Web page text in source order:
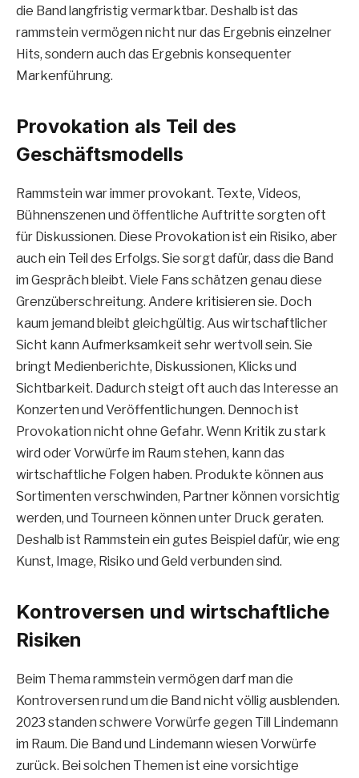
die Band langfristig vermarktbar. Deshalb ist das
rammstein vermögen nicht nur das Ergebnis einzelner
Hits, sondern auch das Ergebnis konsequenter
Markenführung.
Provokation als Teil des
Geschäftsmodells
Rammstein war immer provokant. Texte, Videos,
Bühnenszenen und öffentliche Auftritte sorgten oft
für Diskussionen. Diese Provokation ist ein Risiko, aber
auch ein Teil des Erfolgs. Sie sorgt dafür, dass die Band
im Gespräch bleibt. Viele Fans schätzen genau diese
Grenzüberschreitung. Andere kritisieren sie. Doch
kaum jemand bleibt gleichgültig. Aus wirtschaftlicher
Sicht kann Aufmerksamkeit sehr wertvoll sein. Sie
bringt Medienberichte, Diskussionen, Klicks und
Sichtbarkeit. Dadurch steigt oft auch das Interesse an
Konzerten und Veröffentlichungen. Dennoch ist
Provokation nicht ohne Gefahr. Wenn Kritik zu stark
wird oder Vorwürfe im Raum stehen, kann das
wirtschaftliche Folgen haben. Produkte können aus
Sortimenten verschwinden, Partner können vorsichtig
werden, und Tourneen können unter Druck geraten.
Deshalb ist Rammstein ein gutes Beispiel dafür, wie eng
Kunst, Image, Risiko und Geld verbunden sind.
Kontroversen und wirtschaftliche
Risiken
Beim Thema rammstein vermögen darf man die
Kontroversen rund um die Band nicht völlig ausblenden.
2023 standen schwere Vorwürfe gegen Till Lindemann
im Raum. Die Band und Lindemann wiesen Vorwürfe
zurück. Bei solchen Themen ist eine vorsichtige